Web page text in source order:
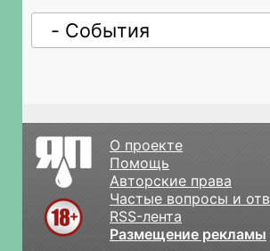
О проекте
Помощь
Авторские права
Частые вопросы и
RSS-лента
Размещение рекламы